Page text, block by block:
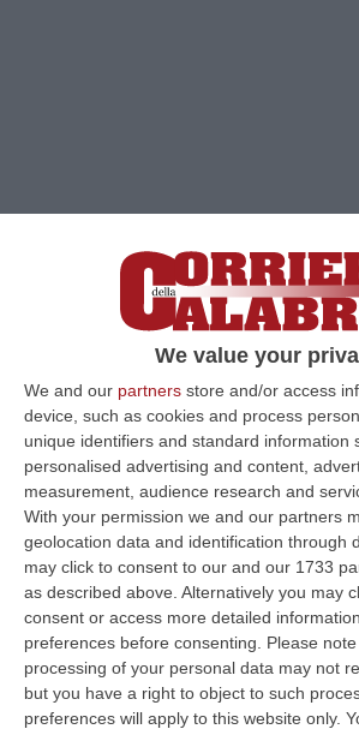
We value your
We and our partners store and/or access
device, such as cookies and process
unique identifiers and standard information
personalised advertising and content,
measurement, audience research and
With your permission we and our partners
geolocation data and identification through
may click to consent to our and our 1733
as described above. Alternatively you may
consent or access more detailed
preferences before consenting.
Please
processing of your personal data may not
but you have a right to object to such
preferences will apply to this website only.
Clicca e segui “Corriere della Calabria” su
LOCRIDEDiversi i servizi
raggio, da inizio anno nel
Locride, finalizzati alla
contrasto dei reati relativi alla
coltivazione illecita di
che vedono i carabinieri
mirate strategie operative
militari dello Squadrone